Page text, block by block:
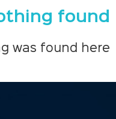
found!
was found here!